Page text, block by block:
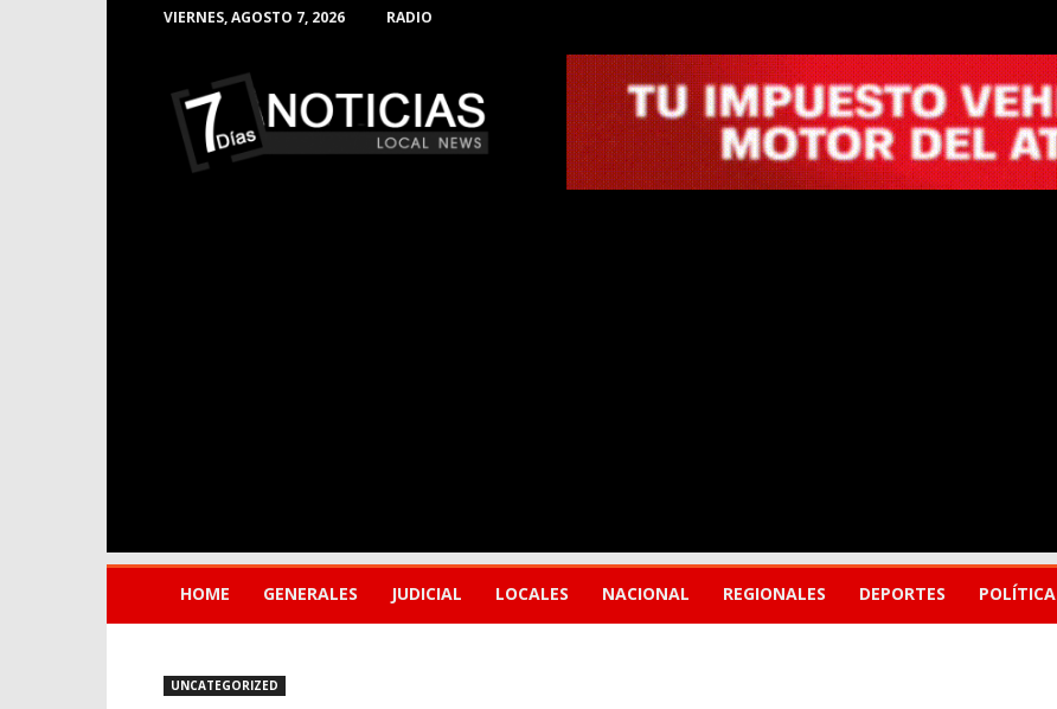
VIERNES, AGOSTO 7, 2026 RADIO
Noticias
de
Barranquilla
HOME GENERALES JUDICIAL LOCALES NACIONAL REGIONALES DEPORTES POLÍTICA
UNCATEGORIZED